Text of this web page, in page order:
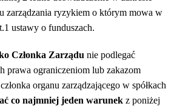
zarządzania ryzykiem o którym mowa w
ustawy o funduszach.
Członka Zarządu nie podlegać
prawa ograniczeniom lub zakazom
organu zarządzającego w spółkach
co najmniej jeden warunek z poniżej